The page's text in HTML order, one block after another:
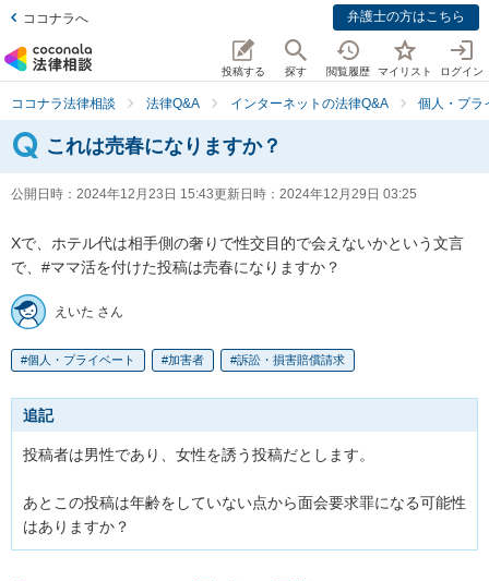
ココナラへ 弁護士の方はこちら
投稿する 探す 閲覧履歴 マイリスト ログイン
ココナラ法律相談 法律Q&A インターネットの法律Q&A 個人・プラ
これは売春になりますか？
公開日時： 2024年12月23日 15:43更新日時： 2024年12月29日 03:25
Xで、ホテル代は相手側の奢りで性交目的で会えないかという文言
で、#ママ活を付けた投稿は売春になりますか？
えいた さん
個人・プライベート 加害者 訴訟・損害賠償請求
追記
投稿者は男性であり、女性を誘う投稿だとします。
あとこの投稿は年齢をしていない点から面会要求罪になる可能性
はありますか？